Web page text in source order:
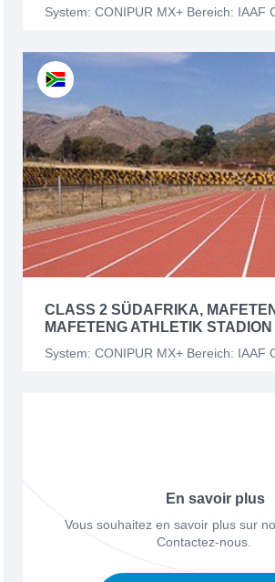
System: CONIPUR MX+ Bereich: IAAF
CLASS 2 SÜDAFRIKA,
MAFETENG ATHLETIK
System: CONIPUR MX+ Bereich: IAAF
En savoir plus
Vous souhaitez en savoir plus sur
Contactez-nous.